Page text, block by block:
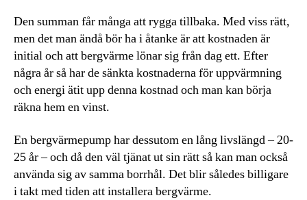
Den summan får många att rygga tillbaka. Med viss rätt,
men det man ändå bör ha i åtanke är att kostnaden är
initial och att bergvärme lönar sig från dag ett. Efter
några år så har de sänkta kostnaderna för uppvärmning
och energi ätit upp denna kostnad och man kan börja
räkna hem en vinst.
En bergvärmepump har dessutom en lång livslängd – 20-
25 år – och då den väl tjänat ut sin rätt så kan man också
använda sig av samma borrhål. Det blir således billigare
i takt med tiden att installera bergvärme.